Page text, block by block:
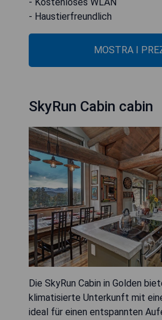
- Haustierfreundlich
MOSTRA I
SkyRun Cabin cabin
Die SkyRun Cabin in Golden
klimatisierte Unterkunft mit
ideal für einen entspannten